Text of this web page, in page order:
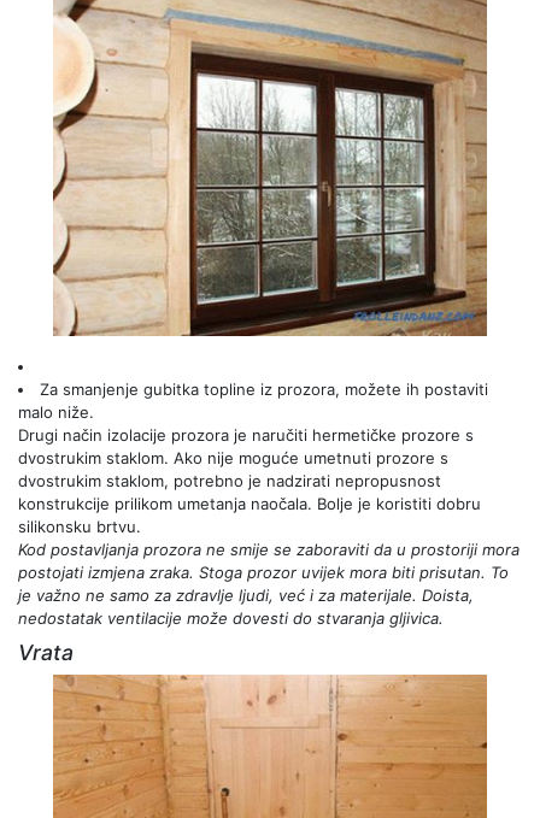
Za smanjenje gubitka topline iz prozora, možete ih postaviti
malo niže.
Drugi način izolacije prozora je naručiti hermetičke prozore s
dvostrukim staklom. Ako nije moguće umetnuti prozore s
dvostrukim staklom, potrebno je nadzirati nepropusnost
konstrukcije prilikom umetanja naočala. Bolje je koristiti dobru
silikonsku brtvu.
Kod postavljanja prozora ne smije se zaboraviti da u prostoriji mora
postojati izmjena zraka. Stoga prozor uvijek mora biti prisutan. To
je važno ne samo za zdravlje ljudi, već i za materijale. Doista,
nedostatak ventilacije može dovesti do stvaranja gljivica.
Vrata